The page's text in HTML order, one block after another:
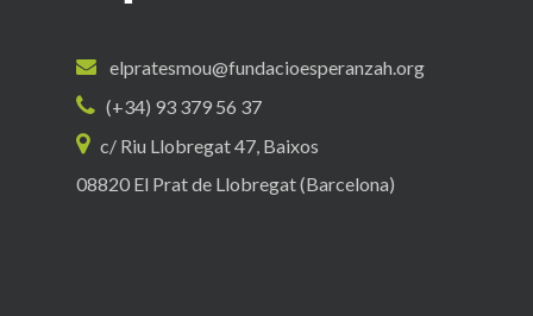
elpratesmou@fundacioesperanzah.org
(+34) 93 379 56 37
c/ Riu Llobregat 47, Baixos
08820 El Prat de Llobregat (Barcelona)